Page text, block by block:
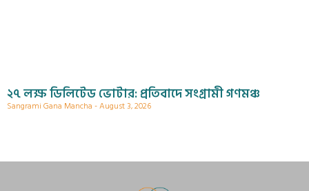
২৭ লক্ষ ডিলিটেড ভোটার: প্রতিবাদে সংগ্রামী গণমঞ্চ
Sangrami Gana Mancha August 3, 2026